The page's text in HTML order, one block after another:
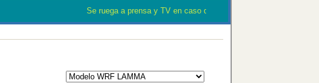
Se ruega a prensa y TV en caso que utilizen los datos